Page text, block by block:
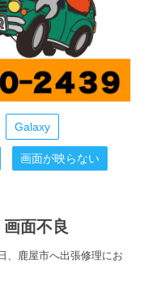
Galaxy
画面が映らない
面不良
、鹿屋市へ出張修理にお